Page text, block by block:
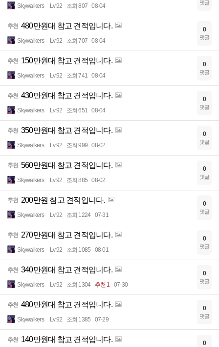
Skywalkers Lv.92 조회 807 08-04 댓글
추천 480만원대 참고 견적입니다.
Skywalkers Lv.92 조회 707 08-04
0
댓글
추천 150만원대 참고 견적입니다.
Skywalkers Lv.92 조회 741 08-04
0
댓글
추천 430만원대 참고 견적입니다.
Skywalkers Lv.92 조회 651 08-04
0
댓글
추천 350만원대 참고 견적입니다.
Skywalkers Lv.92 조회 999 08-02
0
댓글
추천 560만원대 참고 견적입니다.
Skywalkers Lv.92 조회 885 08-02
0
댓글
추천 200만원 참고 견적입니다.
Skywalkers Lv.92 조회 1224 07-31
0
댓글
추천 270만원대 참고 견적입니다.
Skywalkers Lv.92 조회 1085 08-01
0
댓글
추천 340만원대 참고 견적입니다.
Skywalkers Lv.92 조회 1304 추천 1 07-30
0
댓글
추천 480만원대 참고 견적입니다.
Skywalkers Lv.92 조회 1385 07-29
0
댓글
추천 140만원대 참고 견적입니다. 0